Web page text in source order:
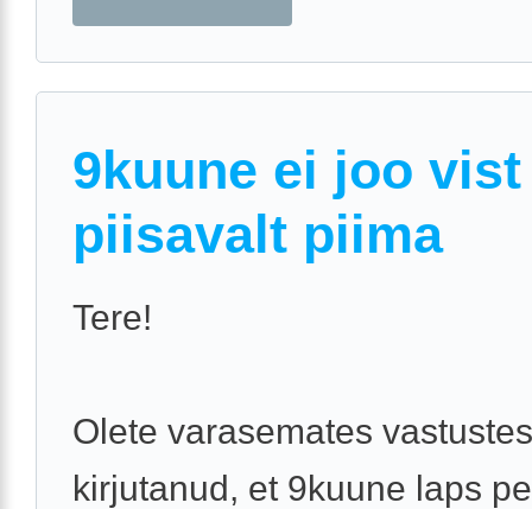
9kuune ei joo vist
piisavalt piima
Tere!
Olete varasemates vastustes
kirjutanud, et 9kuune laps